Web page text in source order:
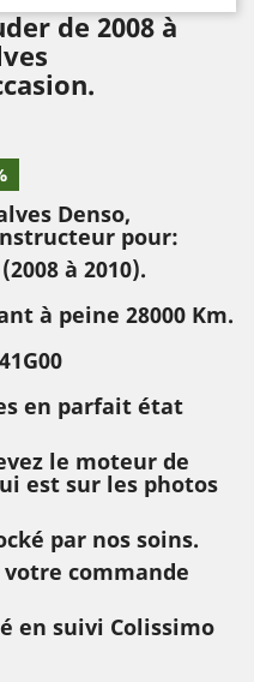
de 2008 à
Denso,
pour:
à 2010).
à peine 28000 Km.
en parfait état
le moteur de
est sur les photos
par nos soins.
commande
en suivi Colissimo